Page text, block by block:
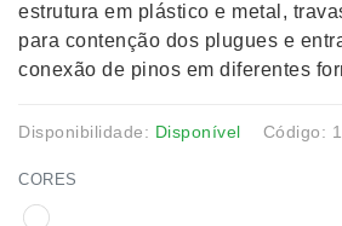
estrutura em plástico e metal,
para contenção dos plugues e
conexão de pinos em diferentes
Disponibilidade: Disponível Código:
CORES